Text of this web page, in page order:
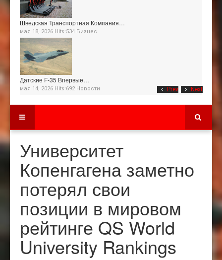
Prev Next
Шведская Транспортная Компания…
мая 18, 2026 Hits:534 Бизнес
Датские F-35 Впервые…
мая 14, 2026 Hits:692 Новости
Университет
Копенгагена заметно
потерял свои
позиции в мировом
рейтинге QS World
University Rankings